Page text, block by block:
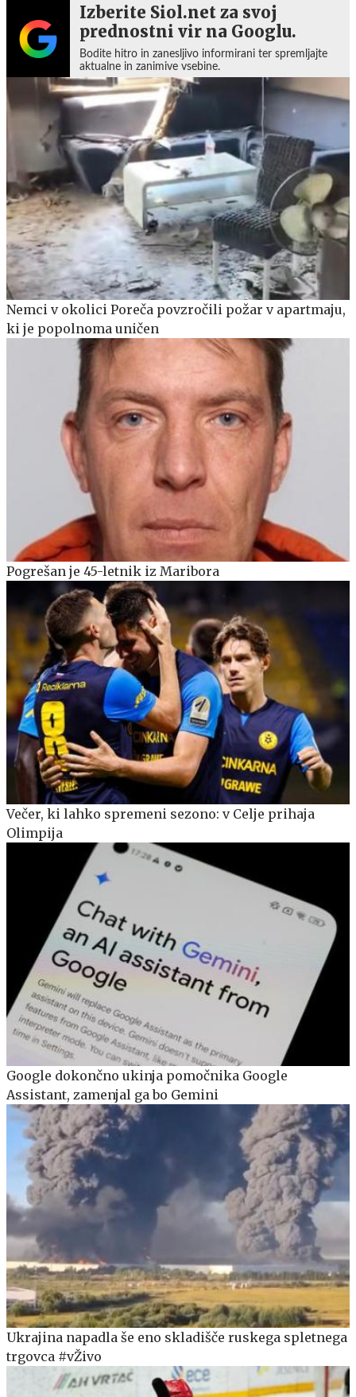
Izberite Siol.net za svoj
prednostni vir na Googlu.
Bodite hitro in zanesljivo informirani ter spremljajte
aktualne in zanimive vsebine.
Nemci v okolici Poreča povzročili požar v apartmaju,
ki je popolnoma uničen
Pogrešan je 45-letnik iz Maribora
Večer, ki lahko spremeni sezono: v Celje prihaja
Olimpija
Google dokončno ukinja pomočnika Google
Assistant, zamenjal ga bo Gemini
Ukrajina napadla še eno skladišče ruskega spletnega
trgovca #vŽivo